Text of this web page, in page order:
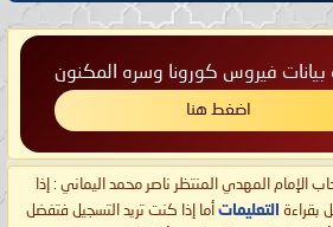
فيروس كورونا وسره المكنون
اضغط هنا
الإمام المهدي المنتظر ناصر محمد اليماني : إذا
بقراءة التعليمات أما إذا كنت تريد التسجيل فتفضل